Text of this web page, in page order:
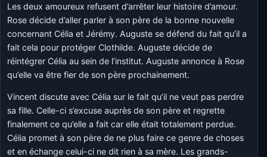
Les deux amoureux refusent d’arrêter leur histoire d’amour.
Rose décide d’aller parler à son père de la bonne nouvelle
concernant Célia et Jérémy. Auguste se défend du fait qu’il a
fait cela pour protéger Clothilde. Auguste décide de
réintégrer Célia au sein de l’institut. Auguste annonce à Rose
qu’elle va être fier de son père prochainement.
Vincent discute avec Célia sur le fait qu’il ne veut pas perdre
sa fille. Celle-ci s’excuse auprès de son père et regrette
finalement ce qu’elle a fait car elle était totalement perdue.
Célia promet à son père de ne plus faire ce genre de choses
et en échange celui-ci ne dit rien à sa mère. Les grands-